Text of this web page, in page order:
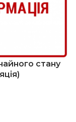
стану